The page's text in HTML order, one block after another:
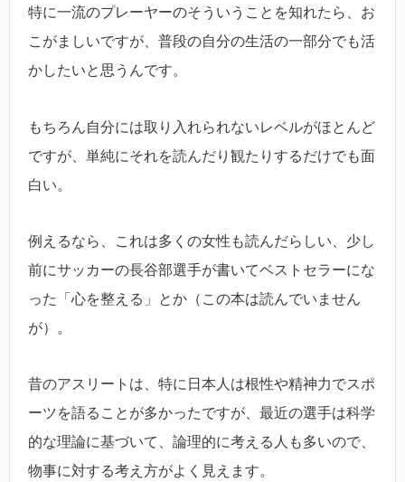
特に一流のプレーヤーのそういうことを知れたら、お
こがましいですが、普段の自分の生活の一部分でも活
かしたいと思うんです。
もちろん自分には取り入れられないレベルがほとんど
ですが、単純にそれを読んだり観たりするだけでも面
白い。
例えるなら、これは多くの女性も読んだらしい、少し
前にサッカーの長谷部選手が書いてベストセラーにな
った「心を整える」とか（この本は読んでいません
が）。
昔のアスリートは、特に日本人は根性や精神力でスポ
ーツを語ることが多かったですが、最近の選手は科学
的な理論に基づいて、論理的に考える人も多いので、
物事に対する考え方がよく見えます。